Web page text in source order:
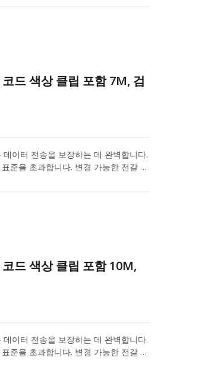
근접 간섭(NEXT) 수준을 최소화합니
른 이더넷 및 기가비트 컴퓨터 네트워
이션에 사용되는 Cat.6 패치 코드입
키스톤(모델: A04-60UB4014)은
드 색상 클립 포함 7M, 검
이터 전송을 보장하는 데 완벽합니다.
준을 초과합니다. 변경 가능한 전갈 색
근접 간섭(NEXT) 수준을 최소화합니
른 이더넷 및 기가비트 컴퓨터 네트워
이션에 사용되는 Cat.6 패치 코드입
키스톤(모델: A04-60UB4014)은
드 색상 클립 포함 10M,
이터 전송을 보장하는 데 완벽합니다.
준을 초과합니다. 변경 가능한 전갈 색